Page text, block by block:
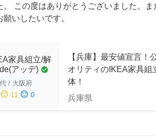
。 この度はありがとうございました。ま
いしたいです。
家具組立/解
アッデ) check_circle
/ 大阪府
sentiment_neutral 11 sentiment_dissatisfied 0
【兵庫】最安値宣言！
オリティのIKEA家具組
体！
兵庫県